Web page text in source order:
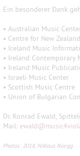
Ein besonderer Dank
• Australian Music
• Centre for New
• Iceland Music
• Ireland Contemporary
• Ireland Music
• Israeli Music Center
• Scottish Music Centre
• Union of Bulgarian
Dr. Konrad Ewald,
Mail: ewald@
Photos: 2018, Niklaus Rüegg